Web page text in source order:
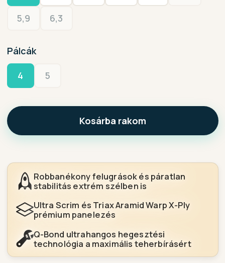
5,9 6,3
Pálcák
4 5
Kosárba rakom
Robbanékony felugrások és páratlan
stabilitás extrém szélben is
Ultra Scrim és Triax Aramid Warp X-Ply
prémium panelezés
Q-Bond ultrahangos hegesztési
technológia a maximális teherbírásért